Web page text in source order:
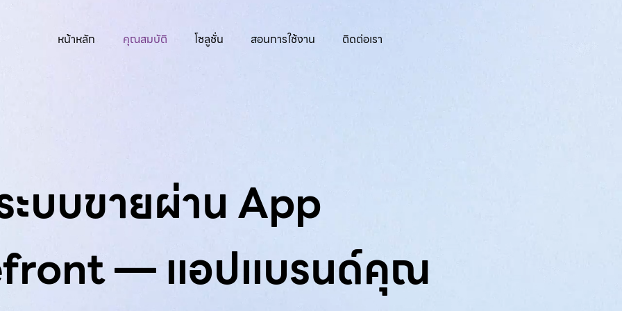
หน้าหลัก คุณสมบัติ โซลูชั่น สอนการใช้งาน ติดต่อเรา
ะบบขายผ่าน App
— แอปแบรนด์คุณ